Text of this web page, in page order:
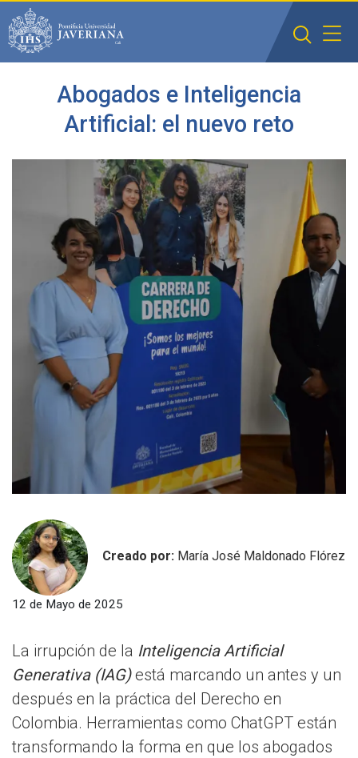
Saltar al contenido principal
Abogados e Inteligencia
Artificial: el nuevo reto
Creado por: María José Maldonado Flórez
12 de Mayo de 2025
La irrupción de la Inteligencia Artificial
Generativa (IAG)está marcando un antes y un
después en la práctica del Derecho en
Colombia. Herramientas como ChatGPT están
transformando la forma en que los abogados